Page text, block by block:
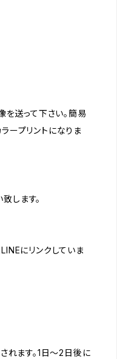
送って下さい。簡易
ープリントになりま
します。
にリンクしていま
れます。1日〜2日後に